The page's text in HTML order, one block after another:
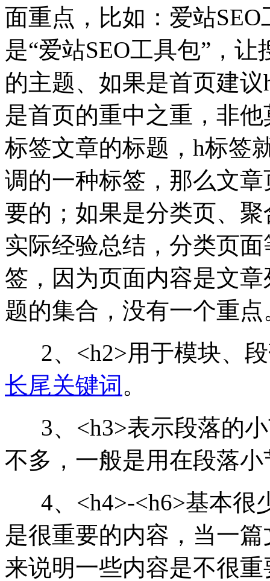
面重点，比如：爱站
是“爱站SEO工具包”，
的主题、如果是首页建
是首页的重中之重，非
标签文章的标题，h标签
调的一种标签，那么文
要的；如果是分类页、
实际经验总结，分类页
签，因为页面内容是文
题的集合，没有一个重
2、<h2>用于模块、段
长尾关键词 。
3、<h3>表示段落的小
不多，一般是用在段落小
4、<h4>-<h6>基本很
是很重要的内容，当一
来说明一些内容是不很重